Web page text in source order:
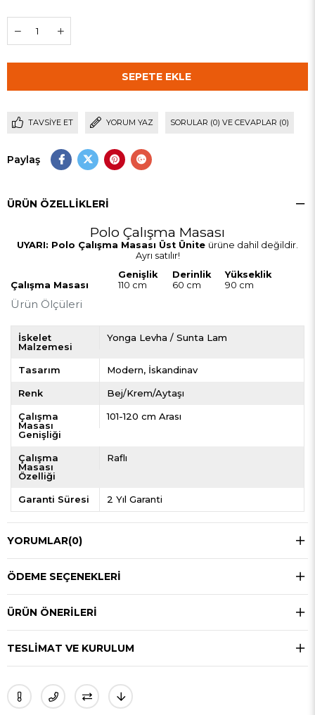
TAVSIYE ET YORUM YAZ SORULAR (0) VE CEVAPLAR (0)
Paylaş
ÜRÜN ÖZELLIKLERI
Polo Çalışma Masası
UYARI: Polo Çalışma Masası Üst Ünite ürüne dahil değildir.
Ayrı satılır!
Ürün Ölçüleri
Genişlik Derinlik
Yükseklik
Çalışma Masası
110 cm 60 cm 90 cm
İskelet
Malzemesi
Yonga Levha / Sunta Lam
Tasarım Modern İskandinav
Renk Bej/Krem/Aytaşı
Çalışma
Masası
Genişliği
101-120 cm Arası
Çalışma
Masası
Özelliği
Raflı
Garanti Süresi 2 Yıl Garanti
YORUMLAR(0)
ÖDEME SEÇENEKLERI
ÜRÜN ÖNERILERI
TESLIMAT VE KURULUM